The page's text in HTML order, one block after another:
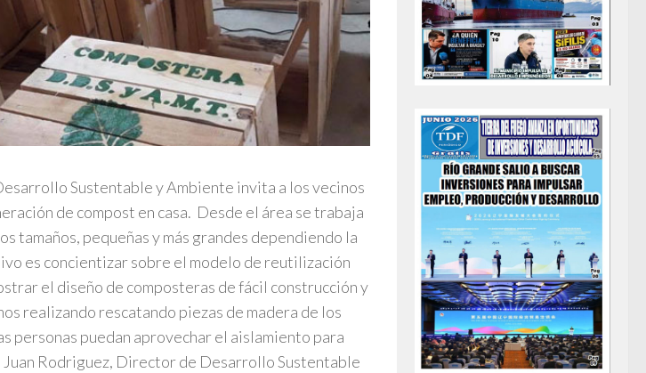
Sustentable y Ambiente invita a los vecinos
de compost en casa. Desde el área se trabaja
tamaños, pequeñas y más grandes dependiendo la
es concientizar sobre el modelo de reutilización
el diseño de composteras de fácil construcción y
realizando rescatando piezas de madera de los
personas puedan aprovechar el aislamiento para
Juan Rodriguez, Director de Desarrollo Sustentable